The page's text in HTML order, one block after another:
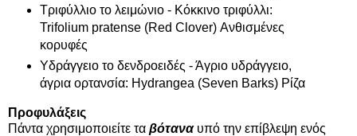
Τριφύλλιο το λειμώνιο - Κόκκινο τριφύλλι:
Trifolium pratense (Red Clover) Ανθισμένες
κορυφές
Υδράγγειο το δενδροειδές - Άγριο υδράγγειο,
άγρια ορτανσία: Hydrangea (Seven Barks) Ρίζα
Προφυλάξεις
Πάντα χρησιμοποιείτε τα βόταναυπό την επίβλεψη ενός